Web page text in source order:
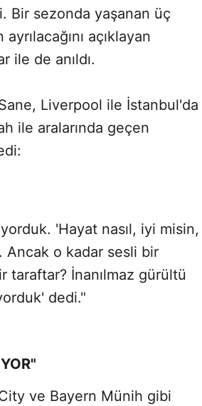
Bir sezonda yaşanan üç
açıklayan
ile de anıldı.
Liverpool ile İstanbul'da
ile aralarında geçen
'Hayat nasıl, iyi misin,
Ancak o kadar sesli bir
taraftar? İnanılmaz gürültü
dedi."
ve Bayern Münih gibi